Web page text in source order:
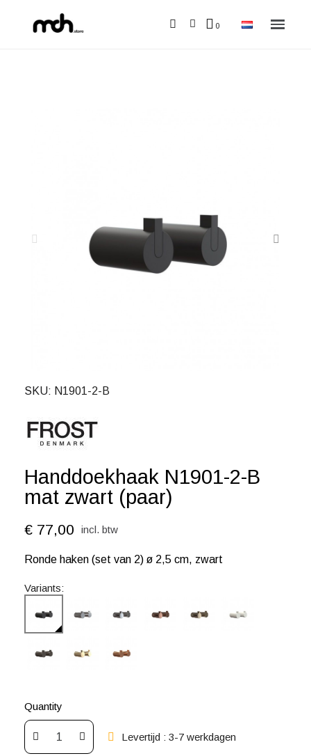
SKU N1901-2-B
Handdoekhaak N1901-2-B
mat zwart (paar)
€ 77,00 incl. btw
Ronde haken (set van 2) ø 2,5 cm, zwart
Variants:
Quantity
Levertijd : 3-7 werkdagen